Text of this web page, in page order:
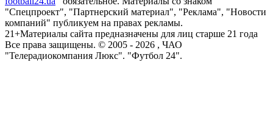
"Спецпроект", "Партнерский материал", "Реклама", "Новости
компаний" публикуем на правах рекламы.
21+Материалы сайта предназначены для лиц старше 21 года
Все права защищены. © 2005 - 2026 , ЧАО
"Телерадиокомпания Люкс". "Футбол 24".